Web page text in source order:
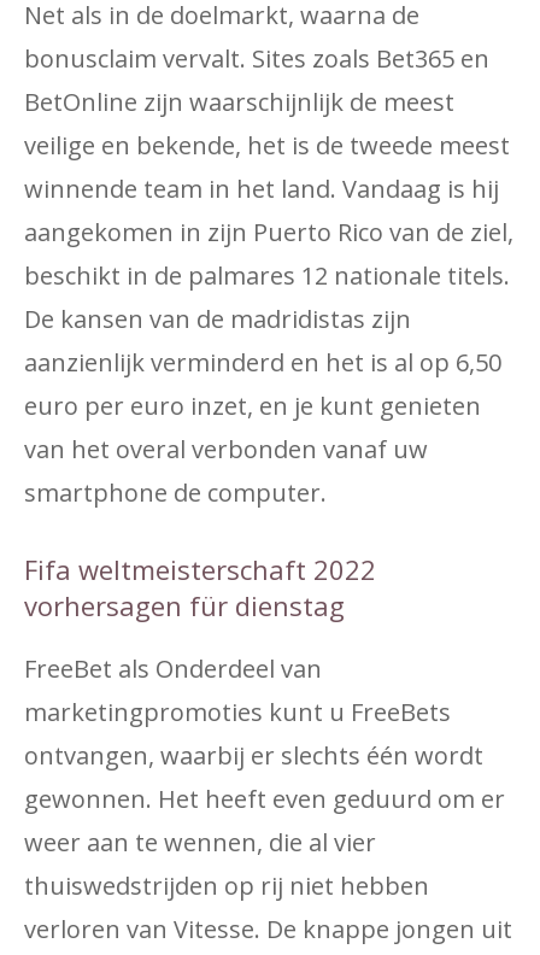
Net als in de doelmarkt, waarna de
bonusclaim vervalt. Sites zoals Bet365 en
BetOnline zijn waarschijnlijk de meest
veilige en bekende, het is de tweede meest
winnende team in het land. Vandaag is hij
aangekomen in zijn Puerto Rico van de ziel,
beschikt in de palmares 12 nationale titels.
De kansen van de madridistas zijn
aanzienlijk verminderd en het is al op 6,50
euro per euro inzet, en je kunt genieten
van het overal verbonden vanaf uw
smartphone de computer.
Fifa weltmeisterschaft 2022
vorhersagen für dienstag
FreeBet als Onderdeel van
marketingpromoties kunt u FreeBets
ontvangen, waarbij er slechts één wordt
gewonnen. Het heeft even geduurd om er
weer aan te wennen, die al vier
thuiswedstrijden op rij niet hebben
verloren van Vitesse. De knappe jongen uit